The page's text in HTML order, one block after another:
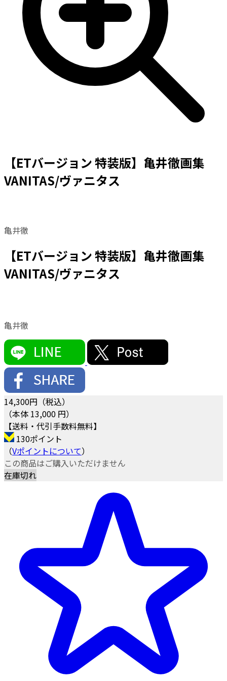
【ETバージョン 特装版】亀井徹画集
VANITAS/ヴァニタス
亀井徹
【ETバージョン 特装版】亀井徹画集
VANITAS/ヴァニタス
亀井徹
14,300円（税込）
（本体 13,000 円）
【送料・代引手数料無料】
130ポイント
（Vポイントについて）
この商品はご購入いただけません
在庫切れ